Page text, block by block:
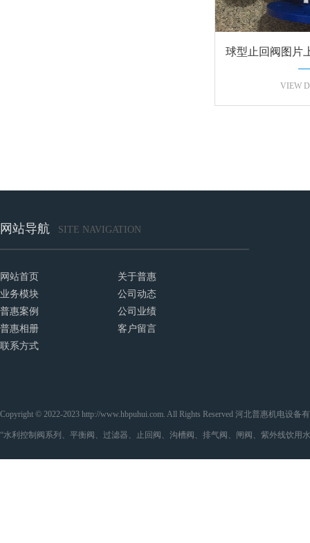
球型止回阀图片
单是
VIEW
网站导航 SITE NAVIGATION
网站首页
关于普惠
业务模块
公司动态
普惠案例
公司业绩
普惠相册
客户留言
联系方式
Copyright © 2022-2023 http://www.hbpuhui.com. All Rights Reserved 河北普惠机电设
“水利控制阀系列、平衡阀、过滤器、止回阀、沟槽阀、排气阀、闸阀、紫外线饮用